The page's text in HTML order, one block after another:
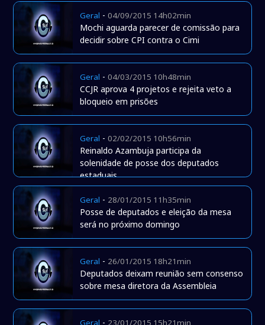
Geral -04/09/2015 14h02min
Mochi aguarda parecer de comissão para
decidir sobre CPI contra o Cimi
Geral -04/03/2015 10h48min
CCJR aprova 4 projetos e rejeita veto a
bloqueio em prisões
Geral -02/02/2015 10h56min
Reinaldo Azambuja participa da
solenidade de posse dos deputados
estaduais
Geral - 28/01/2015 11h35min
Posse de deputados e eleição da mesa
será no próximo domingo
Geral - 26/01/2015 18h21min
Deputados deixam reunião sem consenso
sobre mesa diretora da Assembleia
-